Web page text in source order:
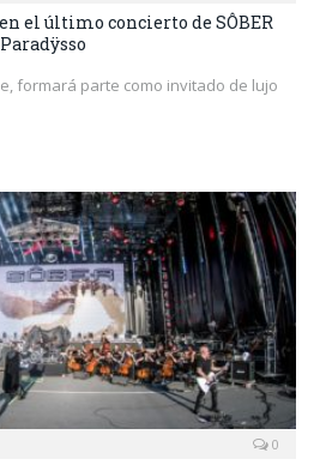
el último concierto de SÔBER
formará parte como invitado de lujo
0